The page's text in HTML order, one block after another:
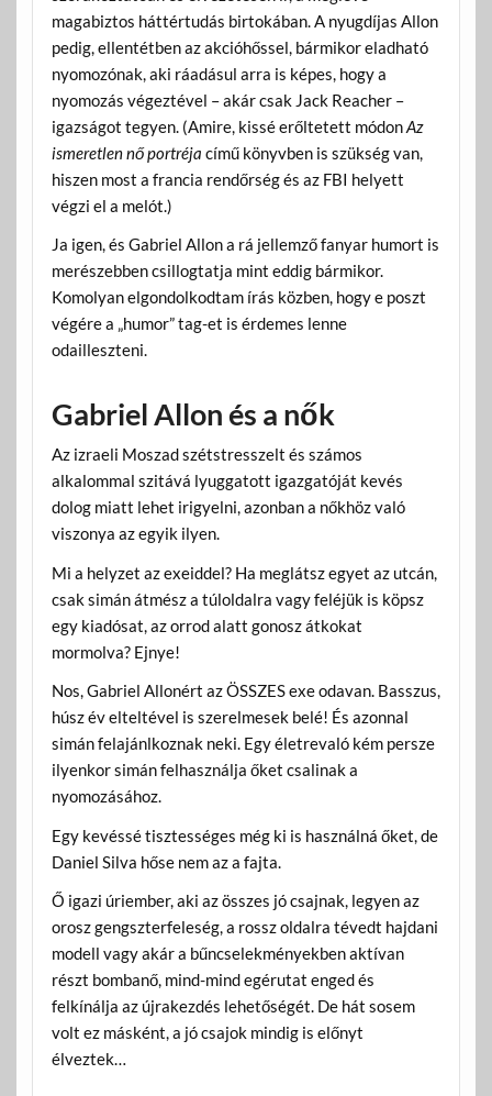
magabiztos háttértudás birtokában. A nyugdíjas Allon
pedig, ellentétben az akcióhőssel, bármikor eladható
nyomozónak, aki ráadásul arra is képes, hogy a
nyomozás végeztével – akár csak Jack Reacher –
igazságot tegyen. (Amire, kissé erőltetett módonAz
ismeretlen nő portréja című könyvben is szükség van,
hiszen most a francia rendőrség és az FBI helyett
végzi el a melót.)
Ja igen, és Gabriel Allon a rá jellemző fanyar humort is
merészebben csillogtatja mint eddig bármikor.
Komolyan elgondolkodtam írás közben, hogy e poszt
végére a „humor” tag-et is érdemes lenne
odailleszteni.
Gabriel Allon és a nők
Az izraeli Moszad szétstresszelt és számos
alkalommal szitává lyuggatott igazgatóját kevés
dolog miatt lehet irigyelni, azonban a nőkhöz való
viszonya az egyik ilyen.
Mi a helyzet az exeiddel? Ha meglátsz egyet az utcán,
csak simán átmész a túloldalra vagy feléjük is köpsz
egy kiadósat, az orrod alatt gonosz átkokat
mormolva? Ejnye!
Nos, Gabriel Allonért az ÖSSZES exe odavan. Basszus,
húsz év elteltével is szerelmesek belé! És azonnal
simán felajánlkoznak neki. Egy életrevaló kém persze
ilyenkor simán felhasználja őket csalinak a
nyomozásához.
Egy kevéssé tisztességes még ki is használná őket, de
Daniel Silva hőse nem az a fajta.
Ő igazi úriember, aki az összes jó csajnak, legyen az
orosz gengszterfeleség, a rossz oldalra tévedt hajdani
modell vagy akár a bűncselekményekben aktívan
részt bombanő, mind-mind egérutat enged és
felkínálja az újrakezdés lehetőségét. De hát sosem
volt ez másként, a jó csajok mindig is előnyt
élveztek…